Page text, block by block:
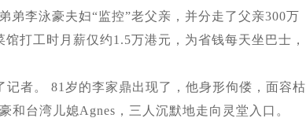
弟李泳豪夫妇“监控”老父亲，并分走了父亲300万
打工时月薪仅约1.5万港元，为省钱每天坐巴士，
者。 81岁的李家鼎出现了，他身形佝偻，面容枯
台湾儿媳Agnes，三人沉默地走向灵堂入口。